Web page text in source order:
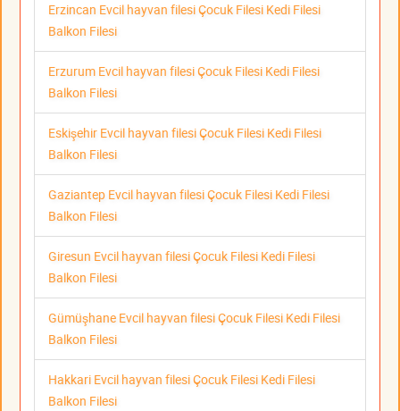
Erzincan Evcil hayvan filesi Çocuk Filesi Kedi Filesi
Balkon Filesi
Erzurum Evcil hayvan filesi Çocuk Filesi Kedi Filesi
Balkon Filesi
Eskişehir Evcil hayvan filesi Çocuk Filesi Kedi Filesi
Balkon Filesi
Gaziantep Evcil hayvan filesi Çocuk Filesi Kedi Filesi
Balkon Filesi
Giresun Evcil hayvan filesi Çocuk Filesi Kedi Filesi
Balkon Filesi
Gümüşhane Evcil hayvan filesi Çocuk Filesi Kedi Filesi
Balkon Filesi
Hakkari Evcil hayvan filesi Çocuk Filesi Kedi Filesi
Balkon Filesi